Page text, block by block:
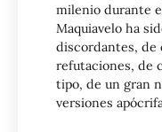
milenio durante
Maquiavelo ha
discordantes, de
refutaciones, de
tipo, de un gran
versiones